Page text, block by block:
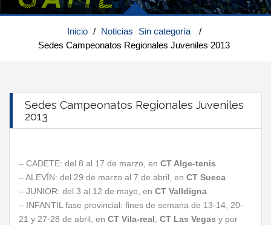
Inicio / Noticias Sin categoría
/
Sedes Campeonatos Regionales Juveniles 2013
Sedes Campeonatos Regionales Juveniles
2013
– CADETE: del 8 al 17 de marzo, en CT Alge-tenis
– ALEVÍN: del 29 de marzo al 7 de abril, en CT Sueca
– JUNIOR: del 3 al 12 de mayo, en CT Valldigna
– INFANTIL fase provincial: fines de semana de 13-14, 20-
21 y 27-28 de abril, en CT Vila-real CT Las Vegas y por